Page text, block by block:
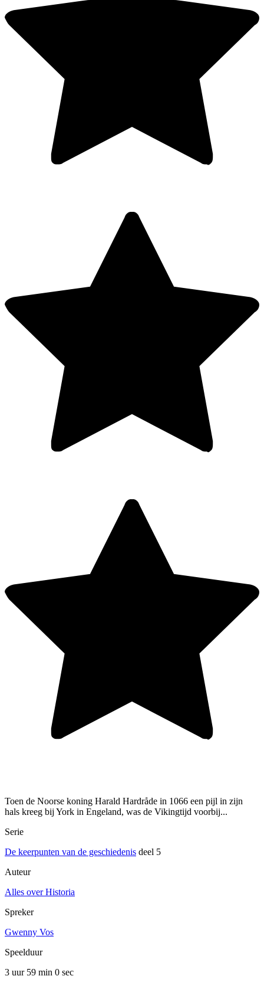
Toen de Noorse koning Harald Hardråde in 1066 een pijl in zijn
hals kreeg bij York in Engeland, was de Vikingtijd voorbij...
Serie
De keerpunten van de geschiedenis deel 5
Auteur
Alles over Historia
Spreker
Gwenny Vos
Speelduur
3 uur 59 min 0 sec